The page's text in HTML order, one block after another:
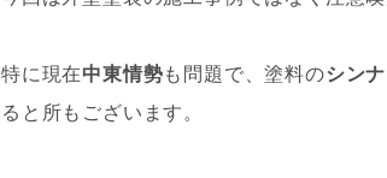
特に現在中東情勢も問題で、塗料のシン
ると所もございます。